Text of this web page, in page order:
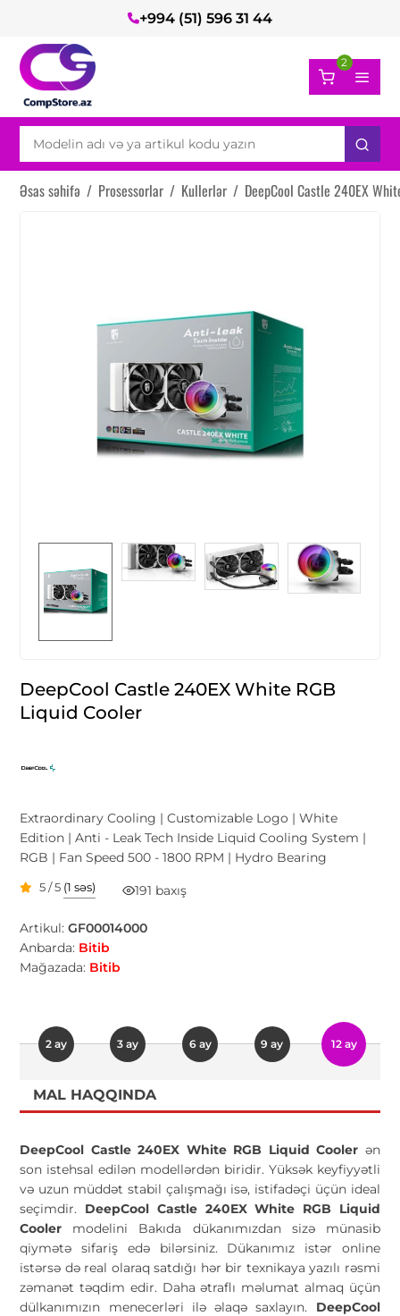
+994 (51) 596 31 44
2
Əsas səhifə / Prosessorlar / Kullerlər / DeepCool Castle 240EX
DeepCool Castle 240EX White RGB
Liquid Cooler
Extraordinary Cooling | Customizable Logo | White
Edition | Anti - Leak Tech Inside Liquid Cooling System |
RGB | Fan Speed 500 - 1800 RPM | Hydro Bearing
5 / 5 (1 səs) 191 baxış
Artikul:GF00014000
Anbarda: Bitib
Mağazada: Bitib
2 ay 3 ay 6 ay 9 ay 12 ay
MAL HAQQINDA
DeepCool Castle 240EX White RGB Liquid Cooler ən
son istehsal edilən modellərdən biridir. Yüksək keyfiyyətli
və uzun müddət stabil çalışmağı isə, istifadəçi üçün ideal
seçimdir. DeepCool Castle 240EX White RGB Liquid
Cooler modelini Bakıda dükanımızdan sizə münasib
qiymətə sifariş edə bilərsiniz. Dükanımız istər online
istərsə də real olaraq satdığı hər bir texnikaya yazılı rəsmi
zəmanət təqdim edir. Daha ətraflı məlumat almaq üçün
dülkanımızın menecerləri ilə əlaqə saxlayın. DeepCool